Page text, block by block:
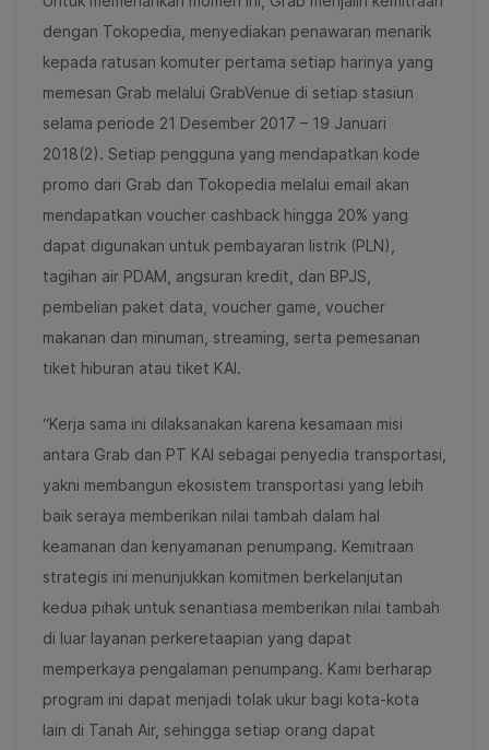
dengan Tokopedia, menyediakan penawaran menarik
kepada ratusan komuter pertama setiap harinya yang
memesan Grab melalui GrabVenue di setiap stasiun
selama periode 21 Desember 2017 – 19 Januari
2018(2). Setiap pengguna yang mendapatkan kode
promo dari Grab dan Tokopedia melalui email akan
mendapatkan voucher cashback hingga 20% yang
dapat digunakan untuk pembayaran listrik (PLN),
tagihan air PDAM, angsuran kredit, dan BPJS,
pembelian paket data, voucher game, voucher
makanan dan minuman, streaming, serta pemesanan
tiket hiburan atau tiket KAI.
“Kerja sama ini dilaksanakan karena kesamaan misi
antara Grab dan PT KAI sebagai penyedia transportasi,
yakni membangun ekosistem transportasi yang lebih
baik seraya memberikan nilai tambah dalam hal
keamanan dan kenyamanan penumpang. Kemitraan
strategis ini menunjukkan komitmen berkelanjutan
kedua pihak untuk senantiasa memberikan nilai tambah
di luar layanan perkeretaapian yang dapat
memperkaya pengalaman penumpang. Kami berharap
program ini dapat menjadi tolak ukur bagi kota-kota
lain di Tanah Air, sehingga setiap orang dapat